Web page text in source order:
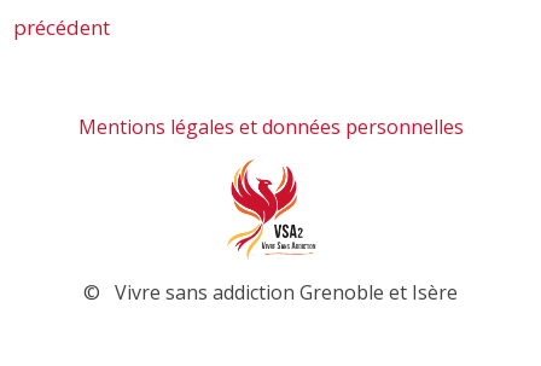
précédent
Mentions légales et données personnelles
© Vivre sans addiction Grenoble et Isère